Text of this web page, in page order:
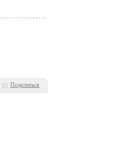
Поделиться